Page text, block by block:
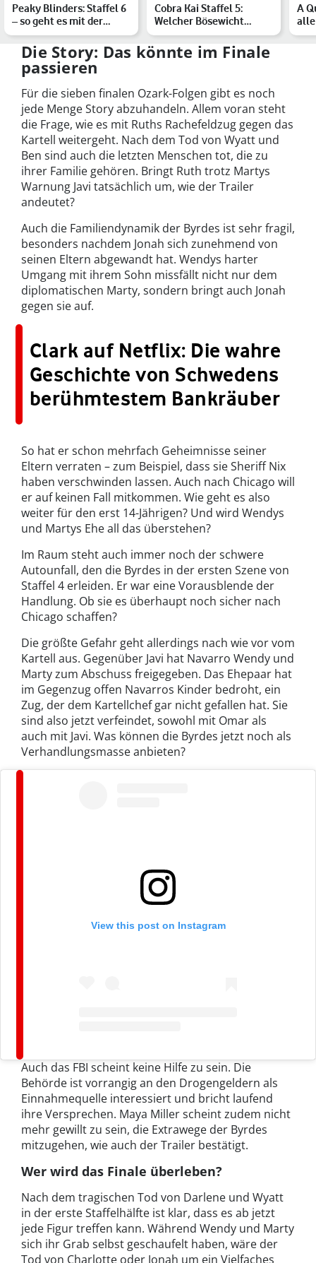
Peaky Blinders: Staffel 6
– so geht es mit der
Shelby-Familie wei…
Cobra Kai Staffel 5:
Welcher Bösewicht
erwartet uns in den
neuen …
A
Die Story: Das könnte im Finale
passieren
Für die sieben finalen Ozark-Folgen gibt es noch
jede Menge Story abzuhandeln. Allem voran steht
die Frage, wie es mit Ruths Rachefeldzug gegen das
Kartell weitergeht. Nach dem Tod von Wyatt und
Ben sind auch die letzten Menschen tot, die zu
ihrer Familie gehören. Bringt Ruth trotz Martys
Warnung Javi tatsächlich um, wie der Trailer
andeutet?
Auch die Familiendynamik der Byrdes ist sehr fragil,
besonders nachdem Jonah sich zunehmend von
seinen Eltern abgewandt hat. Wendys harter
Umgang mit ihrem Sohn missfällt nicht nur dem
diplomatischen Marty, sondern bringt auch Jonah
gegen sie auf.
Clark auf Netflix: Die wahre
Geschichte von Schwedens
berühmtestem Bankräuber
So hat er schon mehrfach Geheimnisse seiner
Eltern verraten – zum Beispiel, dass sie Sheriff Nix
haben verschwinden lassen. Auch nach Chicago will
er auf keinen Fall mitkommen. Wie geht es also
weiter für den erst 14-Jährigen? Und wird Wendys
und Martys Ehe all das überstehen?
Im Raum steht auch immer noch der schwere
Autounfall, den die Byrdes in der ersten Szene von
Staffel 4 erleiden. Er war eine Vorausblende der
Handlung. Ob sie es überhaupt noch sicher nach
Chicago schaffen?
Die größte Gefahr geht allerdings nach wie vor vom
Kartell aus. Gegenüber Javi hat Navarro Wendy und
Marty zum Abschuss freigegeben. Das Ehepaar hat
im Gegenzug offen Navarros Kinder bedroht, ein
Zug, der dem Kartellchef gar nicht gefallen hat. Sie
sind also jetzt verfeindet, sowohl mit Omar als
auch mit Javi. Was können die Byrdes jetzt noch als
Verhandlungsmasse anbieten?
View this post on Instagram
Auch das FBI scheint keine Hilfe zu sein. Die
Behörde ist vorrangig an den Drogengeldern als
Einnahmequelle interessiert und bricht laufend
ihre Versprechen. Maya Miller scheint zudem nicht
mehr gewillt zu sein, die Extrawege der Byrdes
mitzugehen, wie auch der Trailer bestätigt.
Wer wird das Finale überleben?
Nach dem tragischen Tod von Darlene und Wyatt
in der erste Staffelhälfte ist klar, dass es ab jetzt
jede Figur treffen kann. Während Wendy und Marty
sich ihr Grab selbst geschaufelt haben, wäre der
Tod von Charlotte oder Jonah um ein Vielfaches